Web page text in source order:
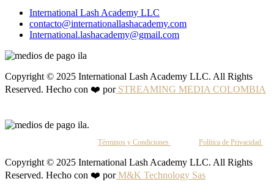
International Lash Academy LLC
contacto@internationallashacademy.com
International.lashacademy@gmail.com
Copyright © 2025 International Lash Academy LLC. All Rights
Reserved. Hecho con ❤️ porSTREAMING MEDIA COLOMBIA
Términos y Condiciones Política de Privacidad
Copyright © 2025 International Lash Academy LLC. All Rights
Reserved. Hecho con ❤️ porM&K Technology Sas